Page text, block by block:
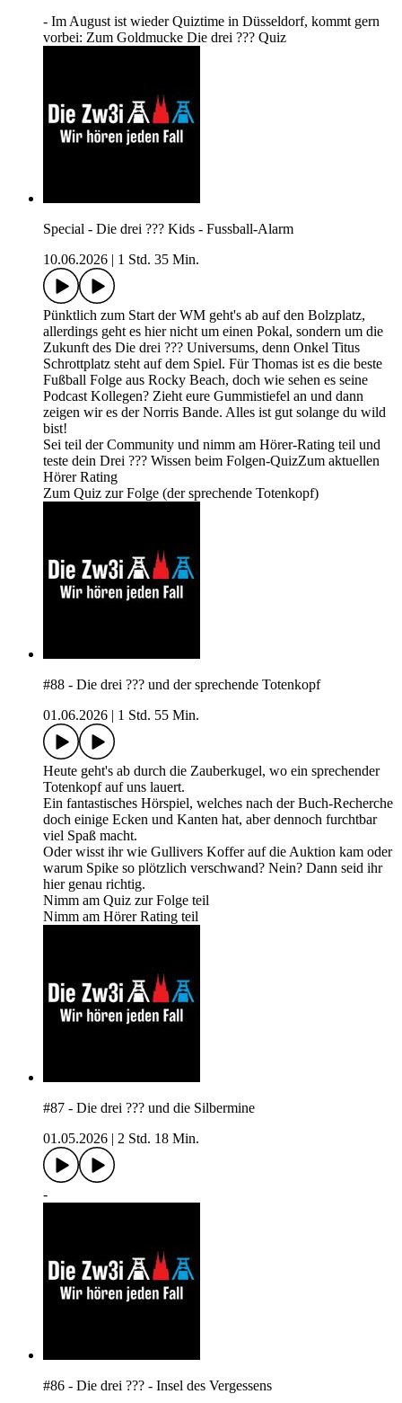
- Im August ist wieder Quiztime in Düsseldorf, kommt gern
vorbei: Zum Goldmucke Die drei ??? Quiz
Special - Die drei ??? Kids - Fussball-Alarm
10.06.2026
1 Std. 35 Min.
Pünktlich zum Start der WM geht's ab auf den Bolzplatz,
allerdings geht es hier nicht um einen Pokal, sondern um die
Zukunft des Die drei ??? Universums, denn Onkel Titus
Schrottplatz steht auf dem Spiel. Für Thomas ist es die beste
Fußball Folge aus Rocky Beach, doch wie sehen es seine
Podcast Kollegen? Zieht eure Gummistiefel an und dann
zeigen wir es der Norris Bande. Alles ist gut solange du wild
bist!
Sei teil der Community und nimm am Hörer-Rating teil und
teste dein Drei ??? Wissen beim Folgen-Quiz⁠⁠Zum aktuellen
Hörer Rating⁠
Zum Quiz zur Folge (der sprechende Totenkopf)⁠
#88 - Die drei ??? und der sprechende Totenkopf
01.06.2026
1 Std. 55 Min.
Heute geht's ab durch die Zauberkugel, wo ein sprechender
Totenkopf auf uns lauert.
Ein fantastisches Hörspiel, welches nach der Buch-Recherche
doch einige Ecken und Kanten hat, aber dennoch furchtbar
viel Spaß macht.
Oder wisst ihr wie Gullivers Koffer auf die Auktion kam oder
warum Spike so plötzlich verschwand? Nein? Dann seid ihr
hier genau richtig.
Nimm am Quiz zur Folge teil
Nimm am Hörer Rating teil
#87 - Die drei ??? und die Silbermine
01.05.2026
2 Std. 18 Min.
-
#86 - Die drei ??? - Insel des Vergessens